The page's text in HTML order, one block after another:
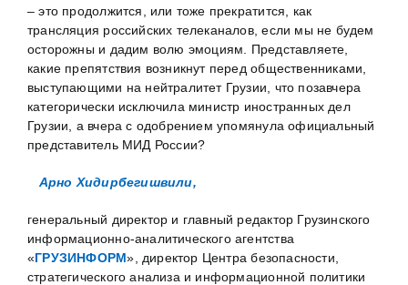
– это продолжится, или тоже прекратится, как
трансляция российских телеканалов, если мы не будем
осторожны и дадим волю эмоциям. Представляете,
какие препятствия возникнут перед общественниками,
выступающими на нейтралитет Грузии, что позавчера
категорически исключила министр иностранных дел
Грузии, а вчера с одобрением упомянула официальный
представитель МИД России?
Арно Хидирбегишвили,
генеральный директор и главный редактор Грузинского
информационно-аналитического агентства
«ГРУЗИНФОРМ», директор Центра безопасности,
стратегического анализа и информационной политики